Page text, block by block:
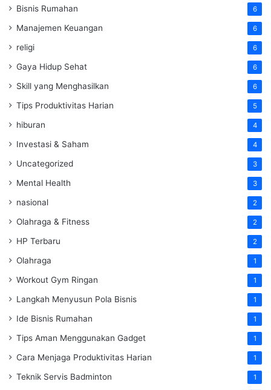
Bisnis Rumahan 6
Manajemen Keuangan 6
religi 6
Gaya Hidup Sehat 6
Skill yang Menghasilkan 6
Tips Produktivitas Harian 5
hiburan 4
Investasi & Saham 4
Uncategorized 3
Mental Health 3
nasional 2
Olahraga & Fitness 2
HP Terbaru 2
Olahraga 1
Workout Gym Ringan 1
Langkah Menyusun Pola Bisnis 1
Ide Bisnis Rumahan 1
Tips Aman Menggunakan Gadget 1
Cara Menjaga Produktivitas Harian 1
Teknik Servis Badminton 1